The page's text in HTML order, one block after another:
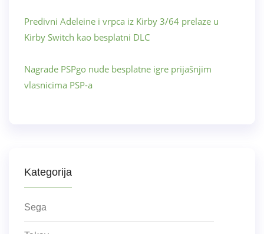
Predivni Adeleine i vrpca iz Kirby 3/64 prelaze u
Kirby Switch kao besplatni DLC
Nagrade PSPgo nude besplatne igre prijašnjim
vlasnicima PSP-a
Kategorija
Sega